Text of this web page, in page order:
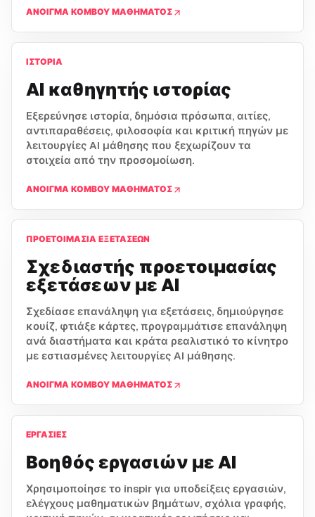
ΆΝΟΙΓΜΑ ΚΌΜΒΟΥ ΜΑΘΉΜΑΤΟΣ
ΙΣΤΟΡΊΑ
AI καθηγητής ιστορίας
Εξερεύνησε ιστορία, δημόσια πρόσωπα, αιτίες,
αντιπαραθέσεις, φιλοσοφία και κριτική πηγών με
λειτουργίες AI μάθησης που ξεχωρίζουν τα
στοιχεία από την προσομοίωση.
ΆΝΟΙΓΜΑ ΚΌΜΒΟΥ ΜΑΘΉΜΑΤΟΣ
ΠΡΟΕΤΟΙΜΑΣΊΑ ΕΞΕΤΆΣΕΩΝ
Σχεδιαστής προετοιμασίας
εξετάσεων με AI
Σχεδίασε επανάληψη για εξετάσεις, δημιούργησε
κουίζ, φτιάξε κάρτες, προγραμμάτισε επανάληψη
ανά διαστήματα και κράτα ρεαλιστικό το κίνητρο
με εστιασμένες λειτουργίες AI μάθησης.
ΆΝΟΙΓΜΑ ΚΌΜΒΟΥ ΜΑΘΉΜΑΤΟΣ
ΕΡΓΑΣΊΕΣ
Βοηθός εργασιών με AI
Χρησιμοποίησε το inspir για υποδείξεις εργασιών,
ελέγχους μαθηματικών βημάτων, σχόλια γραφής,